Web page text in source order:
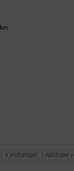
« vorheriger nächster »